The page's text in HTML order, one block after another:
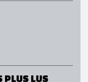
PLUS LUS